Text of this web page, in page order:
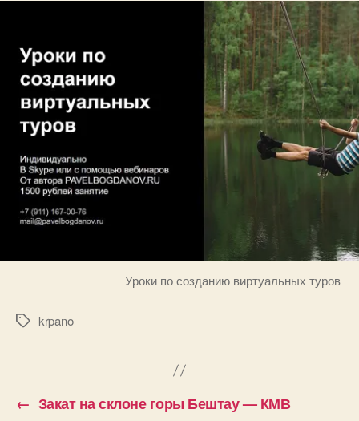
Уроки по созданию виртуальных туров
Меткиkrpano
← Закат на склоне горы Бештау — КМВ